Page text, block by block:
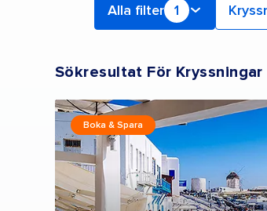
Alla filter 1
Sökresultat För Kryssningar
Boka & Spara